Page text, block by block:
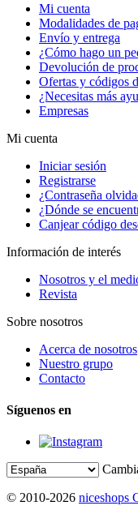
Mi cuenta
Modalidades de
Envío y entrega
¿Cómo hago un
Devolución de
Ofertas y códigos
¿Necesitas más
Empresas
Mi cuenta
Iniciar sesión
Registrarse
¿Contraseña
¿Dónde se
Canjear código
Información de interés
Nosotros y el
Revista
Sobre nosotros
Acerca de nosotros
Nuestro grupo
Contacto
Síguenos en
© 2010-2026 niceshops